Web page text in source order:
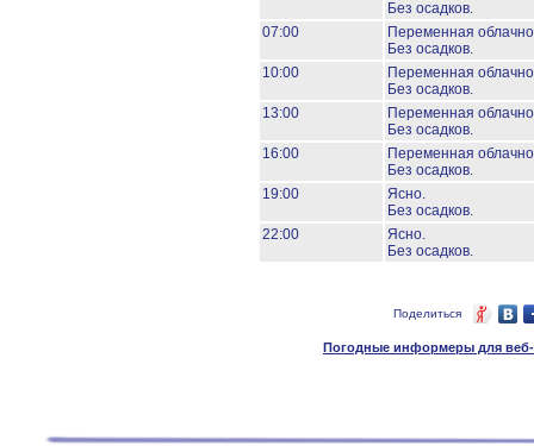
Без осадков.
07:00
Переменная
Без осадков.
10:00
Переменная
Без осадков.
13:00
Переменная
Без осадков.
16:00
Переменная
Без осадков.
19:00
Ясно.
Без осадков.
22:00
Ясно.
Без осадков.
Поделиться
Погодные информеры для веб-